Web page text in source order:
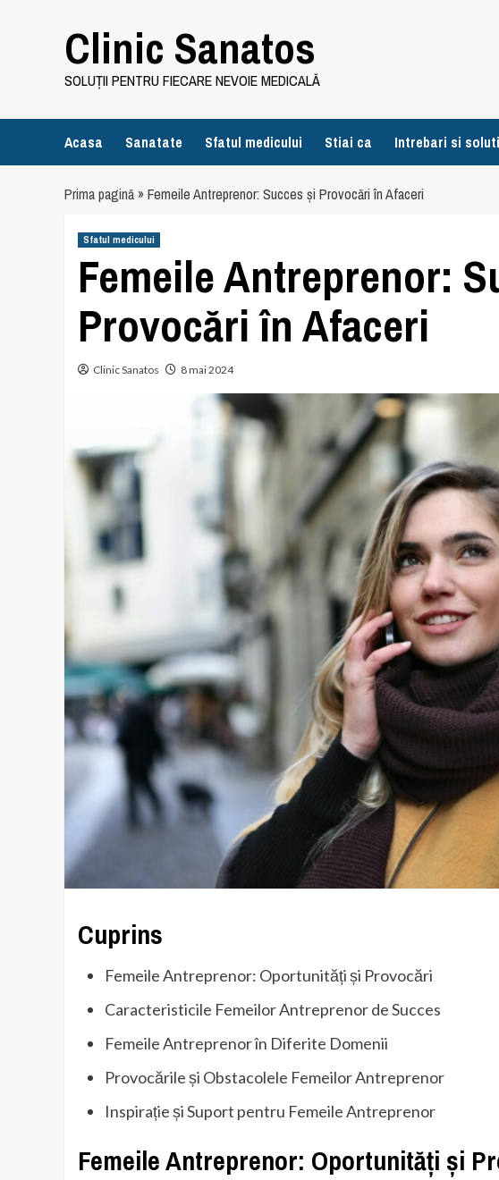
Clinic Sanatos
SOLUȚII PENTRU FIECARE NEVOIE MEDICALĂ
Acasa Sanatate Sfatul medicului Stiai ca Intrebari si
Prima pagină»Femeile Antreprenor: Succes și Provocări în Afaceri
Sfatul medicului
Femeile Antreprenor:
Provocări în Afaceri
Clinic Sanatos 8 mai 2024
Cuprins
Femeile Antreprenor: Oportunități și Provocări
Caracteristicile Femeilor Antreprenor de Succes
Femeile Antreprenor în Diferite Domenii
Provocările și Obstacolele Femeilor Antreprenor
Inspirație și Suport pentru Femeile Antreprenor
Femeile Antreprenor: Oportunități și